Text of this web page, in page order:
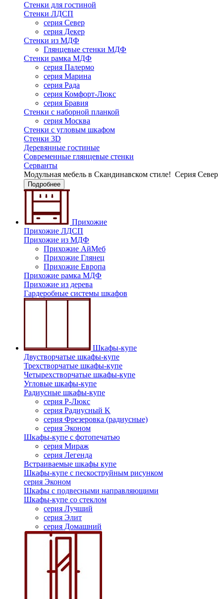
Стенки для гостиной
Стенки ЛДСП
серия Север
серия Декер
Стенки из МДФ
Глянцевые стенки МДФ
Стенки рамка МДФ
серия Палермо
серия Марина
серия Рада
серия Комфорт-Люкс
серия Бравия
Стенки с наборной планкой
серия Москва
Стенки с угловым шкафом
Стенки 3D
Деревянные гостиные
Современные глянцевые стенки
Серванты
Модульная мебель в Скандинавском стиле! Серия Север
Подробнее
Прихожие
Прихожие ЛДСП
Прихожие из МДФ
Прихожие АйМеб
Прихожие Глянец
Прихожие Европа
Прихожие рамка МДФ
Прихожие из дерева
Гардеробные системы шкафов
Шкафы-купе
Двустворчатые шкафы-купе
Трехстворчатые шкафы-купе
Четырехстворчатые шкафы-купе
Угловые шкафы-купе
Радиусные шкафы-купе
серия Р-Люкс
серия Радиусный K
серия Фрезеровка (радиусные)
серия Эконом
Шкафы-купе с фотопечатью
серия Мираж
серия Легенда
Встраиваемые шкафы купе
Шкафы-купе с пескоструйным рисунком
серия Эконом
Шкафы с подвесными направляющими
Шкафы-купе со стеклом
серия Лучший
серия Элит
серия Домашний